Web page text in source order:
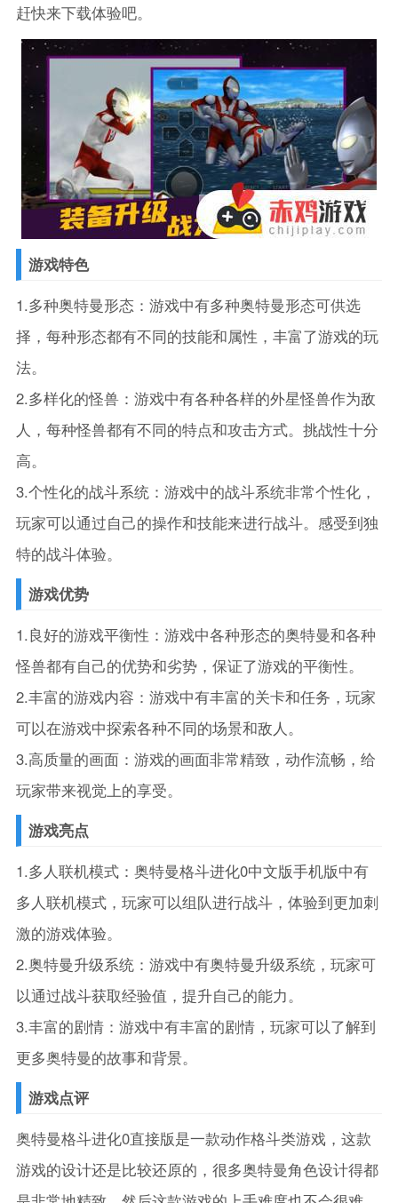
赶快来下载体验吧。
游戏特色
1.多种奥特曼形态：游戏中有多种奥特曼形态可供选
择，每种形态都有不同的技能和属性，丰富了游戏的玩
法。
2.多样化的怪兽：游戏中有各种各样的外星怪兽作为敌
人，每种怪兽都有不同的特点和攻击方式。挑战性十分
高。
3.个性化的战斗系统：游戏中的战斗系统非常个性化，
玩家可以通过自己的操作和技能来进行战斗。感受到独
特的战斗体验。
游戏优势
1.良好的游戏平衡性：游戏中各种形态的奥特曼和各种
怪兽都有自己的优势和劣势，保证了游戏的平衡性。
2.丰富的游戏内容：游戏中有丰富的关卡和任务，玩家
可以在游戏中探索各种不同的场景和敌人。
3.高质量的画面：游戏的画面非常精致，动作流畅，给
玩家带来视觉上的享受。
游戏亮点
1.多人联机模式：奥特曼格斗进化0中文版手机版中有
多人联机模式，玩家可以组队进行战斗，体验到更加刺
激的游戏体验。
2.奥特曼升级系统：游戏中有奥特曼升级系统，玩家可
以通过战斗获取经验值，提升自己的能力。
3.丰富的剧情：游戏中有丰富的剧情，玩家可以了解到
更多奥特曼的故事和背景。
游戏点评
奥特曼格斗进化0直接版是一款动作格斗类游戏，这款
游戏的设计还是比较还原的，很多奥特曼角色设计得都